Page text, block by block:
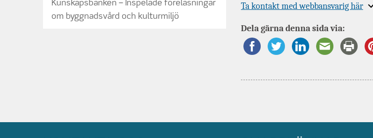
Kunskapsbanken – Inspelade föreläsningar
om byggnadsvård och kulturmiljö
Expandera
om
Ta kontakt med webbansvarig här
Dela gärna denna sida via: